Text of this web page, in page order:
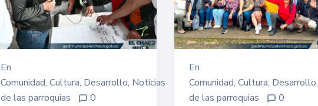
En
Comunidad‚ Cultura‚ Desarrollo‚ Noticias
de las parroquias
0
En
Comunidad‚ Cultura‚ Desarrollo‚
de las parroquias
0